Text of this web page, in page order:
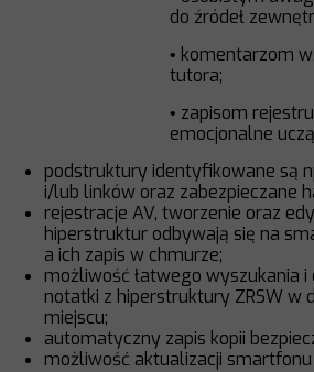
do źródeł
• komentarzom
tutora;
• zapisom
emocjonalne
podstruktury identyfikowane są
i/lub linków oraz zabezpieczane
rejestracje AV, tworzenie oraz
hiperstruktur odbywają się na
a ich zapis w chmurze;
możliwość łatwego wyszukania
notatki z hiperstruktury ZRSW w
miejscu;
automatyczny zapis kopii
możliwość aktualizacji